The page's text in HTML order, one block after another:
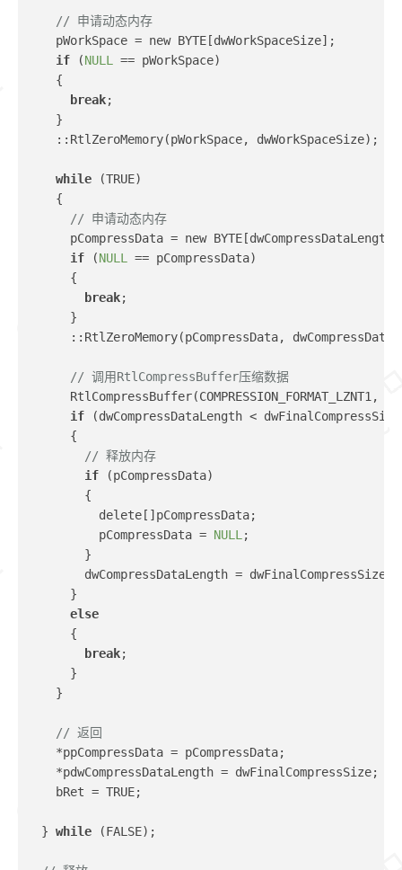
// 申请动态内存
    pWorkSpace = new BYTE[dwWorkSpaceSize];
if (NULL
== pWorkSpace)
    {
break;
    }
    ::RtlZeroMemory(pWorkSpace, dwWorkSpaceSize);
while (TRUE)
    {
// 申请动态内存
pCompressData = new
if (NULL
== pCompressData)
      {
break;
      }
::RtlZeroMemory(pCompressData,
// 调用RtlCompressBuffer压缩数据
RtlCompressBuffer(COMPRESSION_FORMAT_LZNT1,
if (dwCompressDataLength <
      {
// 释放内存
if (pCompressData)
        {
          delete[]pCompressData;
          pCompressData =
NULL ;
        }
        dwCompressDataLength = dwFinalCompressSize;
      }
else
      {
break;
      }
    }
// 返回
    *ppCompressData = pCompressData;
    *pdwCompressDataLength = dwFinalCompressSize;
    bRet = TRUE;
  }
while (FALSE);